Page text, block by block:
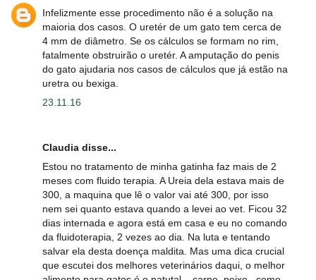
Infelizmente esse procedimento não é a solução na
maioria dos casos. O uretér de um gato tem cerca de
4 mm de diâmetro. Se os cálculos se formam no rim,
fatalmente obstruirão o uretér. A amputação do penis
do gato ajudaria nos casos de cálculos que já estão na
uretra ou bexiga.
23.11.16
Claudia disse...
Estou no tratamento de minha gatinha faz mais de 2
meses com fluido terapia. A Ureia dela estava mais de
300, a maquina que lê o valor vai até 300, por isso
nem sei quanto estava quando a levei ao vet. Ficou 32
dias internada e agora está em casa e eu no comando
da fluidoterapia, 2 vezes ao dia. Na luta e tentando
salvar ela desta doença maldita. Mas uma dica crucial
que escutei dos melhores veterinários daqui, o melhor